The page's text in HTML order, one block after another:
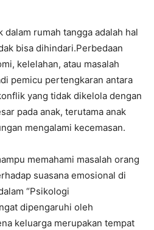
dalam rumah tangga adalah hal
bisa dihindari.Perbedaan
kelelahan, atau masalah
pemicu pertengkaran antara
yang tidak dikelola dengan
pada anak, terutama anak
mengalami kecemasan.
memahami masalah orang
suasana emosional di
“Psikologi
dipengaruhi oleh
keluarga merupakan tempat